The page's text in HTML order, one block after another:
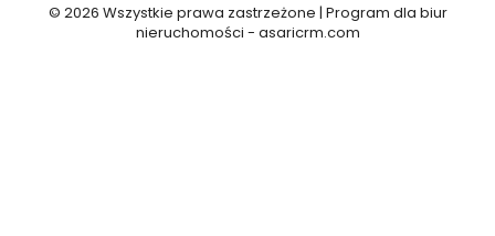
© 2026 Wszystkie prawa zastrzeżone | Program dla biur
nieruchomości - asaricrm.com